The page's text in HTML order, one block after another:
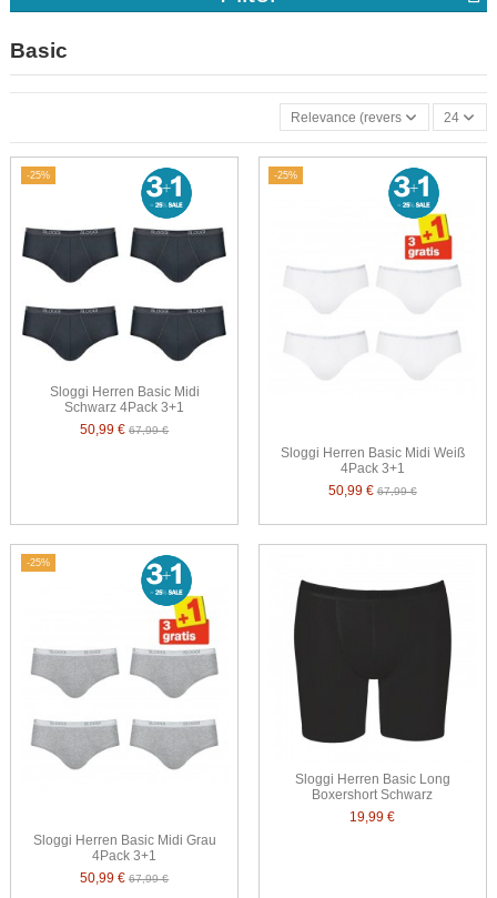
Basic
Relevance (reverse) 24
-25%
Sloggi Herren Basic Midi
Schwarz 4Pack 3+1
50,99 €67,99 €
-25%
Sloggi Herren Basic Midi Weiß
4Pack 3+1
50,99 €67,99 €
-25%
Sloggi Herren Basic Midi Grau
4Pack 3+1
50,99 €67,99 €
Sloggi Herren Basic Long
Boxershort Schwarz
19,99 €